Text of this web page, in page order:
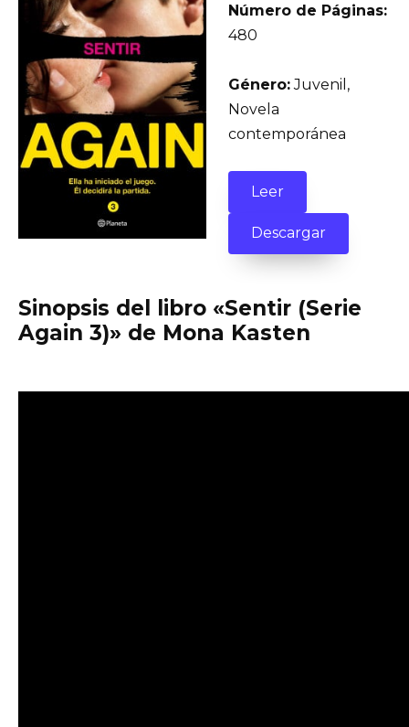
Número de Páginas:
480
Género:Juvenil,
Novela
contemporánea
Leer
Descargar
Sinopsis del libro «Sentir (Serie
Again 3)» de Mona Kasten